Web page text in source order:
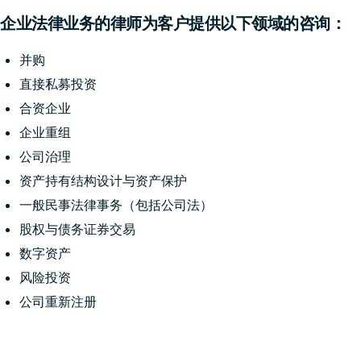
企业法律业务的律师为客户提供以下领域的咨询：
并购
直接私募投资
合资企业
企业重组
公司治理
资产持有结构设计与资产保护
一般民事法律事务（包括公司法）
股权与债务证券交易
数字资产
风险投资
公司重新注册